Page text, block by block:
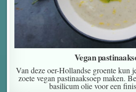
Vegan
Van deze oer-Hollandse groente kun
zoete vegan pastinaaksoep maken.
basilicum olie voor een